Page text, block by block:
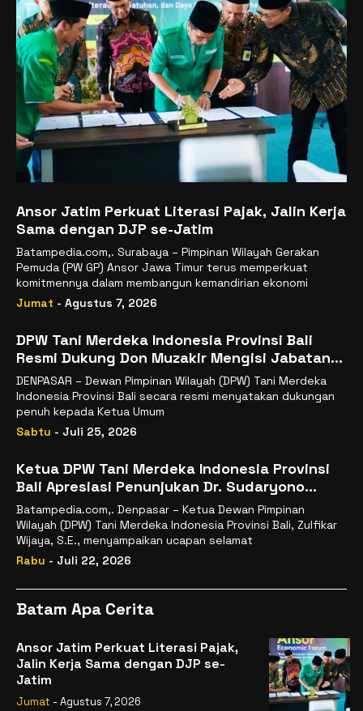
Ansor Jatim Perkuat Literasi Pajak, Jalin Kerja
Sama dengan DJP se-Jatim
Batampedia.com,. Surabaya – Pimpinan Wilayah Gerakan
Pemuda (PW GP) Ansor Jawa Timur terus memperkuat
komitmennya dalam membangun kemandirian ekonomi
Jumat - Agustus 7, 2026
DPW Tani Merdeka Indonesia Provinsi Bali
Resmi Dukung Don Muzakir Mengisi Jabatan
Wakil Menteri Pertanian RI
DENPASAR – Dewan Pimpinan Wilayah (DPW) Tani Merdeka
Indonesia Provinsi Bali secara resmi menyatakan dukungan
penuh kepada Ketua Umum
Sabtu - Juli 25, 2026
Ketua DPW Tani Merdeka Indonesia Provinsi
Bali Apresiasi Penunjukan Dr. Sudaryono
sebagai Kepala Badan Gizi Nasional
Batampedia.com,. Denpasar – Ketua Dewan Pimpinan
Wilayah (DPW) Tani Merdeka Indonesia Provinsi Bali, Zulfikar
Wijaya, S.E., menyampaikan ucapan selamat
Rabu - Juli 22, 2026
Batam Apa Cerita
Ansor Jatim Perkuat Literasi Pajak,
Jalin Kerja Sama dengan DJP se-
Jatim
Jumat - Agustus 7, 2026